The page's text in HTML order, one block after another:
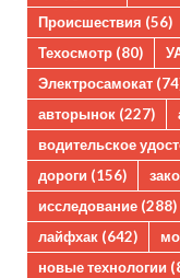
Происшествия (56)
Техосмотр (80)
Электросамокат
авторынок (227)
водительское
дороги (156)
исследование (288)
лайфхак (642)
новые технологии